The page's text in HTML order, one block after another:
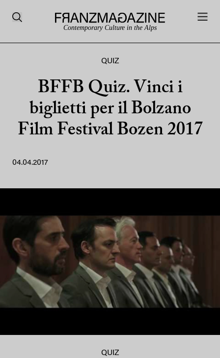
Contemporary Culture in the Alps
QUIZ
BFFB Quiz. Vinci i
biglietti per il Bolzano
Film Festival Bozen 2017
04.04.2017
QUIZ